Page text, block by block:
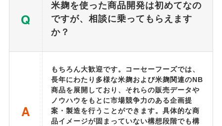
Q
米麹を使った商品開発は初めてなの
ですが、相談に乗ってもらえます
か？
A
もちろん大歓迎です。コーセーフーズでは、
長年にわたり多様な米麹および米麹関連のNB
商品を展開しており、それらの販売データや
ノウハウをもとに市場競争力のある企画提
案・製造を行うことができます。具体的な商
品イメージが固まっていない構想段階でも構